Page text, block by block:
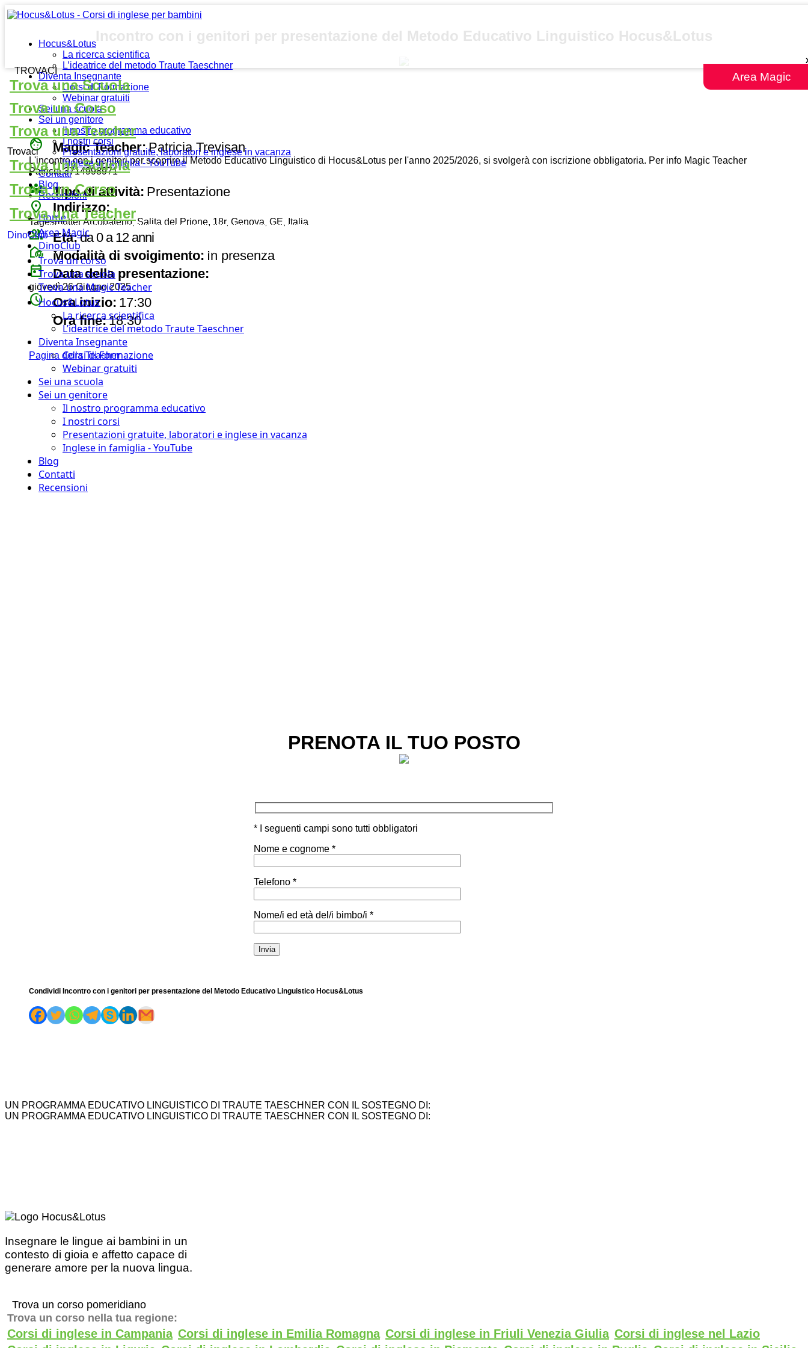
Hocus&Lotus
La ricerca scientifica
L’ideatrice del metodo Traute Taeschner
Diventa Insegnante
Corsi di Formazione
Webinar gratuiti
Sei una scuola
Sei un genitore
Il nostro programma educativo
I nostri corsi
Presentazioni gratuite, laboratori e inglese in vacanza
Inglese in famiglia - YouTube
Contatti
Blog
Recensioni
Home
Area Magic
DinoClub
Trova un corso
Trova una scuola
Trova una Magic Teacher
Hocus&Lotus
La ricerca scientifica
L’ideatrice del metodo Traute Taeschner
Diventa Insegnante
Corsi di Formazione
Webinar gratuiti
Sei una scuola
Sei un genitore
Il nostro programma educativo
I nostri corsi
Presentazioni gratuite, laboratori e inglese in vacanza
Inglese in famiglia - YouTube
Blog
Contatti
Recensioni
Area Magic
TROVACI
Trova una Scuola
Trova un Corso
Trova una Teacher
Trovaci
Trova una Scuola
Trova un Corso
Trova una Teacher
DinoClub
Incontro con i genitori per presentazione del Metodo Educativo Linguistico Hocus&Lotus
face Magic Teacher:Patricia Trevisan
L'incontro con i genitori per scoprire il Metodo Educativo Linguistico di Hocus&Lotus per l'anno 2025/2026, si svolgerà con iscrizione obbligatoria. Per info Magic Teacher
Patricia 3714998971
diversity_3 Tipo di attività: Presentazione
place Indirizzo:
Tagesmutter Arcobaleno, Salita del Prione, 18r, Genova, GE, Italia
group Età:da 0 a 12 anni
broadcast_on_personal Modalità di svolgimento: In presenza
today Data della presentazione:
giovedì 26 Giugno 2025
watch_later Ora inizio: 17:30
Ora fine:18:30
Pagina della Teacher
PRENOTA IL TUO POSTO
* I seguenti campi sono tutti obbligatori
Nome e cognome *
Telefono *
Nome/i ed età del/i bimbo/i *
Condividi Incontro con i genitori per presentazione del Metodo Educativo Linguistico Hocus&Lotus
UN PROGRAMMA EDUCATIVO LINGUISTICO DI TRAUTE TAESCHNER CON IL SOSTEGNO DI:
UN PROGRAMMA EDUCATIVO LINGUISTICO DI TRAUTE TAESCHNER CON IL SOSTEGNO DI:
Insegnare le lingue ai bambini in un
contesto di gioia e affetto capace di
generare amore per la nuova lingua.
Trova un corso pomeridiano
Trova un corso nella tua regione:
Corsi di inglese in Campania Corsi di inglese in Emilia Romagna Corsi di inglese in Friuli Venezia Giulia Corsi di inglese nel Lazio